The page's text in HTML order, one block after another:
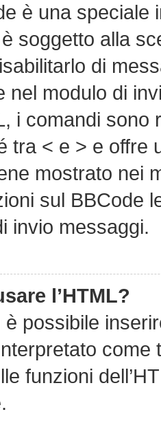
è una speciale
è soggetto alla
di
nel modulo di
i comandi
tra < e > e offre
mostrato nei
sul BBCode
invio messaggi.
l’HTML?
è possibile
come
funzioni